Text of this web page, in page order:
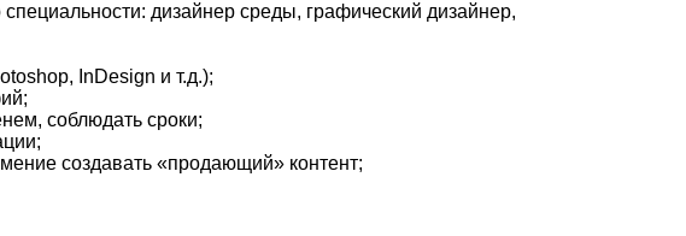
дизайнер среды, графический дизайнер,
InDesign и т.д.);
соблюдать сроки;
создавать «продающий» контент;